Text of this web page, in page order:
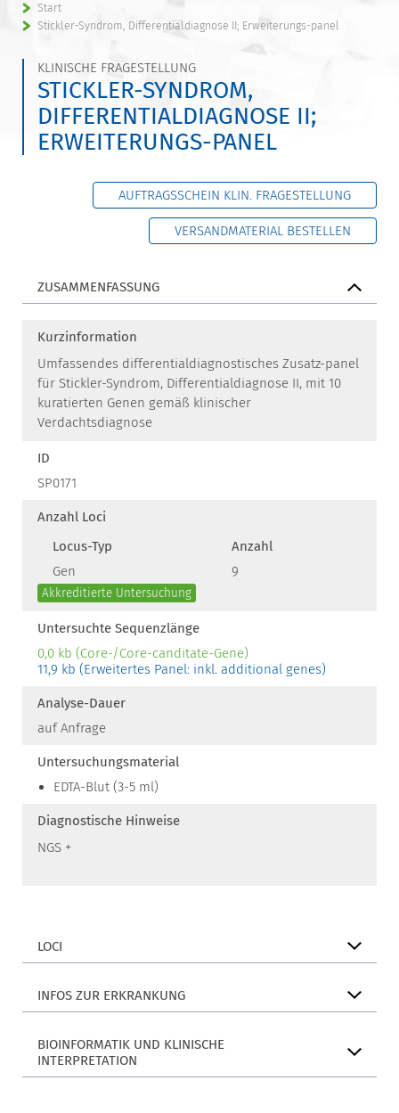
Start
Stickler-Syndrom, Differentialdiagnose II; Erweiterungs-panel
KLINISCHE FRAGESTELLUNG
STICKLER-SYNDROM,
DIFFERENTIALDIAGNOSE II;
ERWEITERUNGS-PANEL
AUFTRAGSSCHEIN KLIN. FRAGESTELLUNG
VERSANDMATERIAL BESTELLEN
ZUSAMMENFASSUNG
Kurzinformation
Umfassendes differentialdiagnostisches Zusatz-panel
für Stickler-Syndrom, Differentialdiagnose II, mit 10
kuratierten Genen gemäß klinischer
Verdachtsdiagnose
ID
SP0171
Anzahl Loci
Locus-Typ
Anzahl
Gen
9
Akkreditierte Untersuchung
Untersuchte Sequenzlänge
0,0 kb (Core-/Core-canditate-Gene)
11,9 kb (Erweitertes Panel: inkl. additional genes)
Analyse-Dauer
auf Anfrage
Untersuchungsmaterial
EDTA-Blut (3-5 ml)
Diagnostische Hinweise
NGS +
LOCI
INFOS ZUR ERKRANKUNG
BIOINFORMATIK UND KLINISCHE
INTERPRETATION